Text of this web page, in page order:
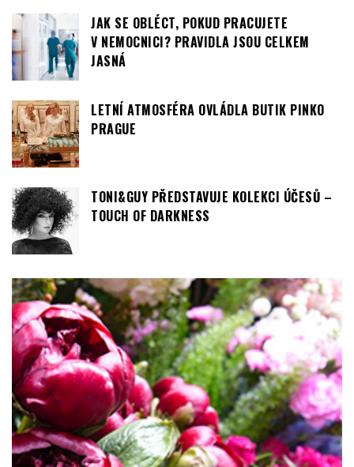
JAK SE OBLÉCT, POKUD PRACUJETE
V NEMOCNICI? PRAVIDLA JSOU CELKEM
JASNÁ
LETNÍ ATMOSFÉRA OVLÁDLA BUTIK PINKO
PRAGUE
TONI&GUY PŘEDSTAVUJE KOLEKCI ÚČESŮ –
TOUCH OF DARKNESS